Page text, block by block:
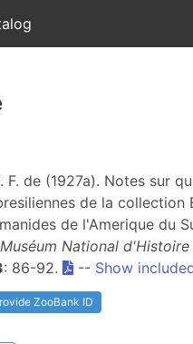
F. de (1927a). Notes sur
de la collection
de l'Amerique du
National
: 86-92. -- Show
ZooBank ID